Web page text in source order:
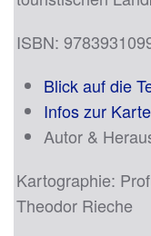
ISBN:
Blick auf die
Infos zur
Autor &
Kartographie:
Theodor Rieche